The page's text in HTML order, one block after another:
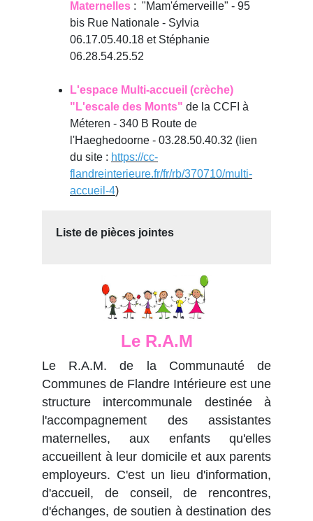
Maternelles : "Mam'émerveille" - 95
bis Rue Nationale - Sylvia
06.17.05.40.18 et Stéphanie
06.28.54.25.52
L'espace Multi-accueil (crèche)
"L'escale des Monts" de la CCFI à
Méteren - 340 B Route de
l'Haeghedoorne - 03.28.50.40.32 (lien
du site : https://cc-
flandreinterieure.fr/fr/rb/370710/multi-
accueil-4)
Liste de pièces jointes
Le R.A.M
Le R.A.M. de la Communauté de
Communes de Flandre Intérieure est une
structure intercommunale destinée à
l'accompagnement des assistantes
maternelles, aux enfants qu'elles
accueillent à leur domicile et aux parents
employeurs. C'est un lieu d'information,
d'accueil, de conseil, de rencontres,
d'échanges, de soutien à destination des